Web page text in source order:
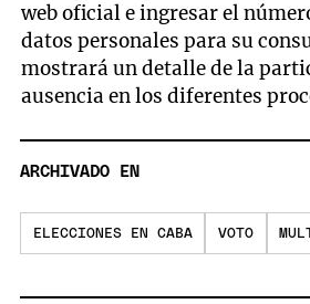
web oficial e ingresar el
datos personales para su
mostrará un detalle de la
ausencia en los diferentes
ARCHIVADO EN
ELECCIONES EN CABA VOTO